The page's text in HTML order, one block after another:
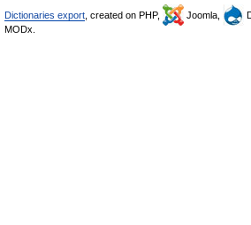
Dictionaries export , created on PHP, Joomla,
MODx.